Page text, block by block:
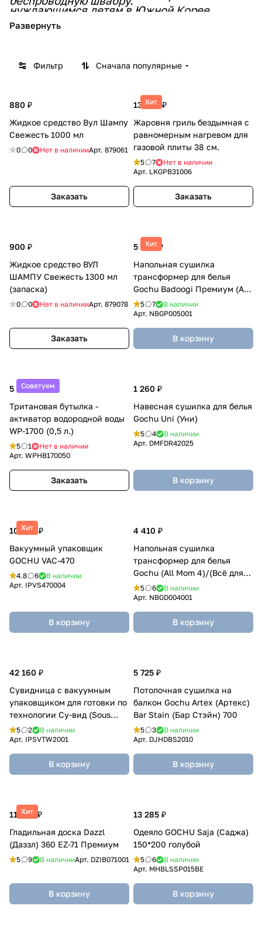
нуждающимся детям в Южной Корее.
Фильтр Сначала популярные
880 ₽
Жидкое средство Вул Шампу
Свежесть 1000 мл
0 0 Нет в наличииАрт. 879061
Заказать
Хит
13 495 ₽
Жаровня гриль бездымная с
равномерным нагревом для
газовой плиты 38 см.
5 7
Нет в наличии
Арт. LKGPB31006
Заказать
900 ₽
Жидкое средство ВУЛ
ШАМПУ Свежесть 1300 мл
(запаска)
0 0 Нет в наличииАрт. 879078
Заказать
Хит
5 460 ₽
Напольная сушилка
трансформер для белья
Gochu Badoogi Премиум (All
Mom 3) Бадоги (Всё для мамы
3)
5 7
В наличии
Арт. NBGP005001
В корзину
Советуем
5 725 ₽
Тритановая бутылка -
активатор водородной воды
WP-1700 (0,5 л.)
5 1
Нет в наличии
Арт. WPHB170050
Заказать
1 260 ₽
Навесная сушилка для белья
Gochu Uni (Уни)
5 4
В наличии
Арт. DMFDR42025
В корзину
Хит
10 290 ₽
Вакуумный упаковщик
GOCHU VAC-470
4.8 6
В наличии
Арт. IPVS470004
В корзину
4 410 ₽
Напольная сушилка
трансформер для белья
Gochu (All Mom 4)/(Всё для
мамы 4)
5 6
В наличии
Арт. NBGD004001
В корзину
42 160 ₽
Сувидница с вакуумным
упаковщиком для готовки по
технологии Су-вид (Sous
Vide) TW-2000
5 2
В наличии
Арт. IPSVTW2001
В корзину
5 725 ₽
Потолочная сушилка на
балкон Gochu Artex (Артекс)
Bar Stain (Бар Стэйн) 700
5 3
В наличии
Арт. DJHDBS2010
В корзину
Хит
11 865 ₽
Гладильная доска Dazzl
(Даззл) 360 EZ-71 Премиум
5 9 В наличииАрт. DZIB071001
В корзину
13 285 ₽
Одеяло GOCHU Saja (Саджа)
150*200 голубой
5 6
В наличии
Арт. MHBLSSP015BЕ
В корзину